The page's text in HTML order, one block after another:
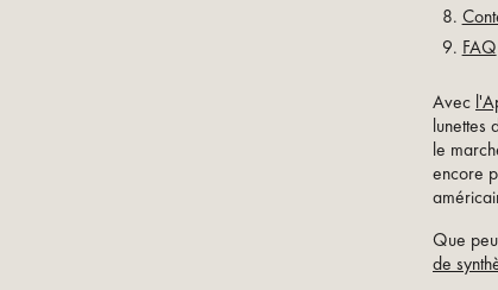
FAQ
Avec
lunettes
le
encore
Que
de